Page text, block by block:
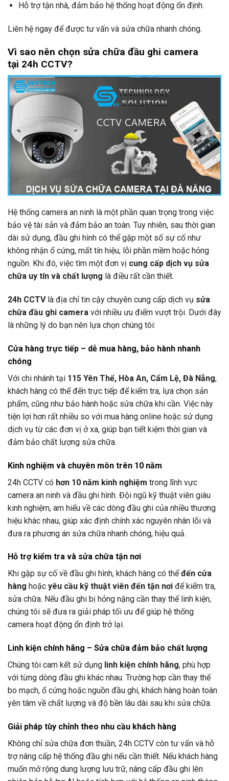
Hỗ trợ tận nhà, đảm bảo hệ thống hoạt động ổn định.
Liên hệ ngay để được tư vấn và sửa chữa nhanh chóng.
Vì sao nên chọn sửa chữa đầu ghi camera
tại 24h CCTV?
Hệ thống camera an ninh là một phần quan trọng trong việc
bảo vệ tài sản và đảm bảo an toàn. Tuy nhiên, sau thời gian
dài sử dụng, đầu ghi hình có thể gặp một số sự cố như
không nhận ổ cứng, mất tín hiệu, lỗi phần mềm hoặc hỏng
nguồn. Khi đó, việc tìm một đơn vị cung cấp dịch vụ sửa
chữa uy tín và chất lượng là điều rất cần thiết.
24h CCTVlà địa chỉ tin cậy chuyên cung cấp dịch vụ sửa
chữa đầu ghi camera với nhiều ưu điểm vượt trội. Dưới đây
là những lý do bạn nên lựa chọn chúng tôi:
Cửa hàng trực tiếp – dễ mua hàng, bảo hành nhanh
chóng
Với chi nhánh tại 115 Yên Thế, Hòa An, Cẩm Lệ, Đà Nẵng,
khách hàng có thể đến trực tiếp để kiểm tra, lựa chọn sản
phẩm, cũng như bảo hành hoặc sửa chữa khi cần. Việc này
tiện lợi hơn rất nhiều so với mua hàng online hoặc sử dụng
dịch vụ từ các đơn vị ở xa, giúp bạn tiết kiệm thời gian và
đảm bảo chất lượng sửa chữa.
Kinh nghiệm và chuyên môn trên 10 năm
24h CCTV có hơn 10 năm kinh nghiệm trong lĩnh vực
camera an ninh và đầu ghi hình. Đội ngũ kỹ thuật viên giàu
kinh nghiệm, am hiểu về các dòng đầu ghi của nhiều thương
hiệu khác nhau, giúp xác định chính xác nguyên nhân lỗi và
đưa ra phương án sửa chữa nhanh chóng, hiệu quả.
Hỗ trợ kiểm tra và sửa chữa tận nơi
Khi gặp sự cố về đầu ghi hình, khách hàng có thểđến cửa
hàng hoặc yêu cầu kỹ thuật viên đến tận nơi để kiểm tra,
sửa chữa. Nếu đầu ghi bị hỏng nặng cần thay thế linh kiện,
chúng tôi sẽ đưa ra giải pháp tối ưu để giúp hệ thống
camera hoạt động ổn định trở lại.
Linh kiện chính hãng – Sửa chữa đảm bảo chất lượng
Chúng tôi cam kết sử dụng linh kiện chính hãng, phù hợp
với từng dòng đầu ghi khác nhau. Trường hợp cần thay thế
bo mạch, ổ cứng hoặc nguồn đầu ghi, khách hàng hoàn toàn
yên tâm về chất lượng và độ bền lâu dài sau khi sửa chữa.
Giải pháp tùy chỉnh theo nhu cầu khách hàng
Không chỉ sửa chữa đơn thuần, 24h CCTV còn tư vấn và hỗ
trợ nâng cấp hệ thống đầu ghi nếu cần thiết. Nếu khách hàng
muốn mở rộng dung lượng lưu trữ, nâng cấp đầu ghi lên